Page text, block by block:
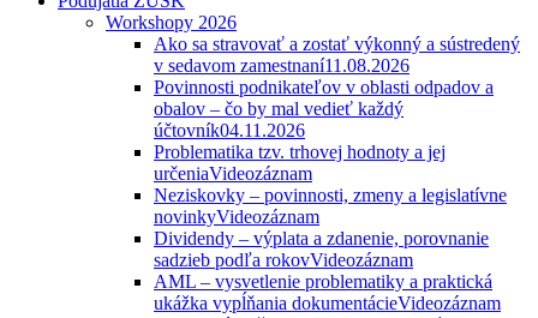
Workshopy 2026
Ako sa stravovať a zostať výkonný a sústredený
v sedavom zamestnaní11.08.2026
Povinnosti podnikateľov v oblasti odpadov a
obalov – čo by mal vedieť každý
účtovník04.11.2026
Problematika tzv. trhovej hodnoty a jej
určeniaVideozáznam
Neziskovky – povinnosti, zmeny a legislatívne
novinkyVideozáznam
Dividendy – výplata a zdanenie, porovnanie
sadzieb podľa rokovVideozáznam
AML – vysvetlenie problematiky a praktická
ukážka vypĺňania dokumentácieVideozáznam